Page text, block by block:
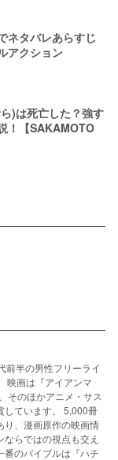
ネタバレあらすじ
アクション
)は死亡した？強す
！【SAKAMOTO
前半の男性フリーライ
映画は『アイアンマ
そのほかアニメ・サス
しています。 5,000冊
り、漫画原作の映画情
らではの視点も交え
番のバイブルは『ハチ